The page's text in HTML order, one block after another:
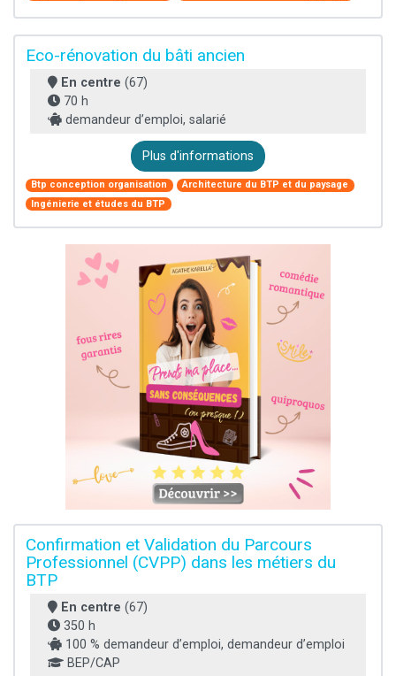
Eco-rénovation du bâti ancien
En centre (67)
70 h
demandeur d’emploi, salarié
Plus d'informations
Btp conception organisation
Architecture du BTP et du paysage
Ingénierie et études du BTP
Confirmation et Validation du Parcours
Professionnel (CVPP) dans les métiers du
BTP
En centre (67)
350 h
100 % demandeur d’emploi, demandeur d’emploi
BEP/CAP